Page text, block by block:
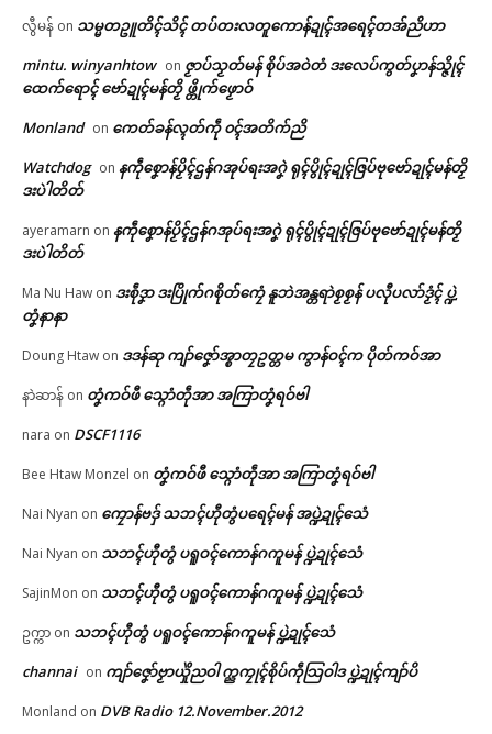
ကေတ်အဆက်
လွီမန် on သမ္မတဥူတိၚ်သိၚ် တပ်တးလတူကောန်ဍုၚ်အရေၚ်တအ်ညိဟာ
mintu. winyanhtow on ဇၟာပ်သၟတ်မန် စိုပ်အဝဲတံ ဒးလေပ်ကွတ်ပၞာန်သ္ဇိုၚ်
ထေက်ရောၚ် ဗော်ဍုၚ်မန်တၟိ ဖ္တိုက်ဖၟောဝ်
Monland on ကေတ်ခန်လ္ၚတ်ကဵု ၀ၚ်အတိက်ညိ
Watchdog on နကဵုစၞောန်ပၟိၚ်ဌန်ဂအုပ်ရးအဂၞဲ ရုၚ်ပွိုၚ်ဍုၚ်ဇြပ်ဗုဗော်ဍုၚ်မန်တၟိ
ဒးပဲါတိတ်
ayeramarn on နကဵုစၞောန်ပၟိၚ်ဌန်ဂအုပ်ရးအဂၞဲ ရုၚ်ပွိုၚ်ဍုၚ်ဇြပ်ဗုဗော်ဍုၚ်မန်တၟိ
ဒးပဲါတိတ်
Ma Nu Haw on ဒးစဵုဒၞာ ဒးပြိုက်ဂစိုတ်ကၠေံ နူဘဲအန္တရာဲစၟစၟန် ပလီုပလာ်ဒၟံၚ် ပ္ဍဲ
တၞံနာနာ
Doung Htaw on ဒဒန်ဆု ကျာ်ဇၞော်အ္စာတၠဥတ္တမ ကွာန်ဝၚ်က ပိုတ်ကဝ်အာ
နာဲဆာန် on တၞံကဝ်ဖီ သ္ဂောံတဵုအာ အကြာတၞံရဝ်ဗါ
nara on DSCF1116
Bee Htaw Monzel on တၞံကဝ်ဖီ သ္ဂောံတဵုအာ အကြာတၞံရဝ်ဗါ
Nai Nyan on ကၠောန်ဗဒှ် သဘၚ်ဟီုတွံပရေၚ်မန် အပ္ဍဲဍုၚ်သေံ
Nai Nyan on သဘၚ်ဟီုတွံ ပရူဝၚ်ကောန်ဂကူမန် ပ္ဍဲဍုၚ်သေံ
SajinMon on သဘၚ်ဟီုတွံ ပရူဝၚ်ကောန်ဂကူမန် ပ္ဍဲဍုၚ်သေံ
ဥက္ကာ on သဘၚ်ဟီုတွံ ပရူဝၚ်ကောန်ဂကူမန် ပ္ဍဲဍုၚ်သေံ
channai on ကျာ်ဇၞော်ဗၟာယှိုဲညဝါ က္ညကၠုၚ်စိုပ်ကဵုသြဝါဒ ပ္ဍဲဍုၚ်ကျာ်ပိ
Monland on DVB Radio 12.November.2012